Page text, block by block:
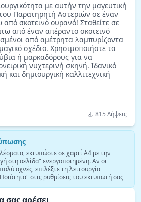
με αυτήν την μαγευτική
Παρατηρητή Αστεριών σε έναν
σκοτεινό ουρανό! Σταθείτε σε
από έναν απέραντο σκοτεινό
από αμέτρητα λαμπυρίζοντα
σχέδιο. Χρησιμοποιήστε τα
ή μαρκαδόρους για να
νυχτερινή σκηνή. Ιδανικό
και δημιουργική καλλιτεχνική
815 Λήψεις
εκτυπώστε σε χαρτί A4 με την
στη σελίδα" ενεργοποιημένη. Αν οι
αχνές, επιλέξτε τη λειτουργία
στις ρυθμίσεις του εκτυπωτή σας